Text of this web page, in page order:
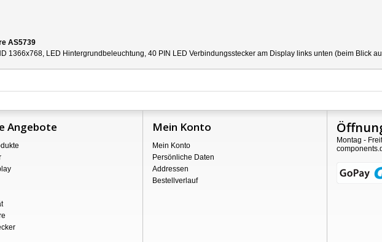
AS5739
1366x768, LED Hintergrundbeleuchtung, 40 PIN LED Verbindungsstecker am Display links unten (beim Blick
Angebote Mein Konto
Mein Konto
Persönliche Daten
Addressen
Bestellverlauf
Montag -